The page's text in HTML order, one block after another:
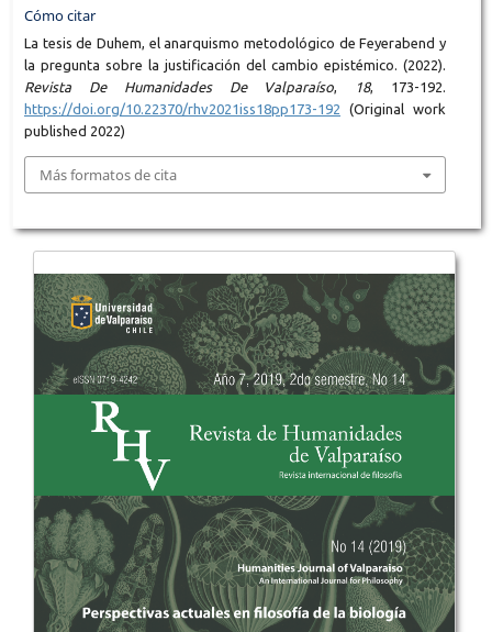
Cómo citar
La tesis de Duhem, el anarquismo metodológico de Feyerabend y
la pregunta sobre la justificación del cambio epistémico. (2022).
Revista De Humanidades De Valparaíso
18, 173-192.
https://doi.org/10.22370/rhv2021iss18pp173-192 (Original work
published 2022)
Más formatos de cita